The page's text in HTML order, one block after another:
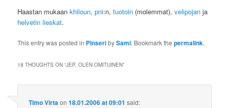
Haastan mukaankhiloun,pni:n,tuotoin (molemmat),velipojan ja
helvetin lieskat.
This entry was posted in PinseribySami. Bookmark thepermalink.
18 THOUGHTS ON “JEP, OLEN OMITUINEN”
Timo Virtaon18.01.2006 at 09:01 said: